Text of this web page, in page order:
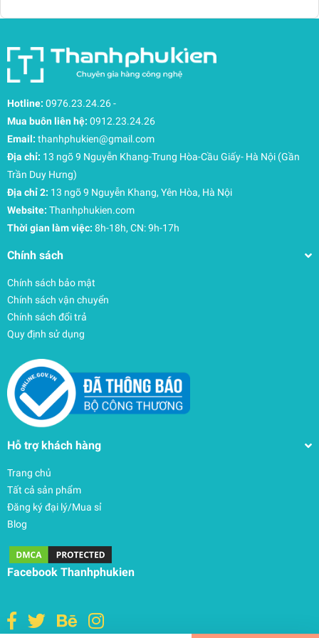
cột sống.
cho phép gắn chặt balo vào tay kéo vali, giúp việc
di chuyển tại sân bay trở nên nhẹ nhàng hơn.
Vải Nylon 400D Oxford Plain: Đạt chuẩn
bluesign® khắt khe và PFC-Free, không chỉ kháng
nước vượt trội mà còn thân thiện với sức khỏe và
môi trường.
Bảo mật vượt trội: Sử dụng khóa kéo YKK chính
hãng tích hợp vòng chống trộm, tăng cường sự an
toàn cho hành lý ở nơi đông người.
Nhận diện ban đêm: Logo và các điểm nhấn phản
toàn khi di chuyển trong điều kiện thiếu sáng.
Hotline: 0976.23.24.26-
Mua buôn liên hệ: 0912.23.24.26
Email: thanhphukien@gmail.com
Địa chỉ: 13 ngõ 9 Nguyễn Khang-Trung Hòa-Cầu Giấy- Hà Nội (Gần
Trần Duy Hưng)
Địa chỉ 2: 13 ngõ 9 Nguyễn Khang, Yên Hòa, Hà Nội
Website: Thanhphukien.com
Thời gian làm việc: 8h-18h, CN: 9h-17h
Chính sách
Chính sách bảo mật
Chính sách vận chuyển
Chính sách đổi trả
Quy định sử dụng
Hỗ trợ khách hàng
Trang chủ
Tất cả sản phẩm
Đăng ký đại lý/Mua sỉ
Blog
Facebook Thanhphukien
Balo Thule (Thuỵ Điển) EnRoute Backpack 23L –
TEBP4216
3.650.000₫